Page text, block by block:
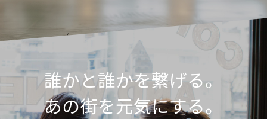
誰かと誰かを繋げる。
あの街を元気にする。